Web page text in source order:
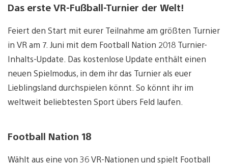
Das erste VR-Fußball-Turnier der Welt!
Feiert den Start mit eurer Teilnahme am größten Turnier
in VR am 7. Juni mit dem Football Nation 2018 Turnier-
Inhalts-Update. Das kostenlose Update enthält einen
neuen Spielmodus, in dem ihr das Turnier als euer
Lieblingsland durchspielen könnt. So könnt ihr im
weltweit beliebtesten Sport übers Feld laufen.
Football Nation 18
Wählt aus eine von 36 VR-Nationen und spielt Football